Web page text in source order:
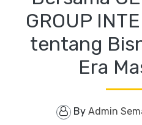
GROUP
tentang
Era
By Admin